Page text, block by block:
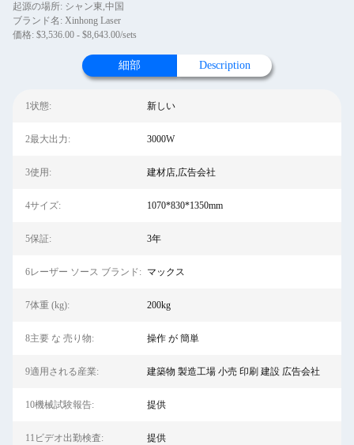
起源の場所: シャン東,中国
ブランド名: Xinhong Laser
価格: $3,536.00 - $8,643.00/sets
細部 Description
1状態: 新しい
2最大出力: 3000W
3使用: 建材店,広告会社
4サイズ: 1070*830*1350mm
5保証: 3年
6レーザー ソース ブランド: マックス
7体重 (kg): 200kg
8主要 な 売り物: 操作 が 簡単
9適用される産業: 建築物 製造工場 小売 印刷 建設 広告会社
10機械試験報告: 提供
11ビデオ出勤検査: 提供